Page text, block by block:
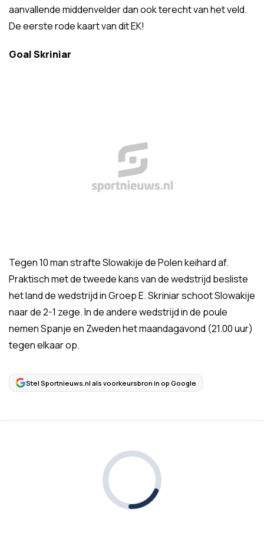
aanvallende middenvelder dan ook terecht van het veld.
De eerste rode kaart van dit EK!
Goal Skriniar
Tegen 10 man strafte Slowakije de Polen keihard af.
Praktisch met de tweede kans van de wedstrijd besliste
het land de wedstrijd in Groep E. Skriniar schoot Slowakije
naar de 2-1 zege. In de andere wedstrijd in de poule
nemen Spanje en Zweden het maandagavond (21.00 uur)
tegen elkaar op.
Stel Sportnieuws.nl als voorkeursbron in op Google